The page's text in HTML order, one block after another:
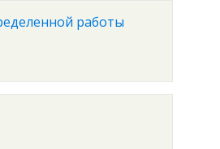
работы